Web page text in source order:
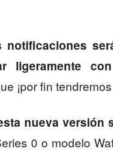
notificaciones
ligeramente
¡por fin
nueva versión
0 o modelo